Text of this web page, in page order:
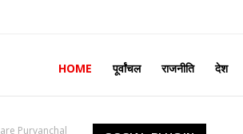
HOME पूर्वांचल राजनीति देश
Purvanchal